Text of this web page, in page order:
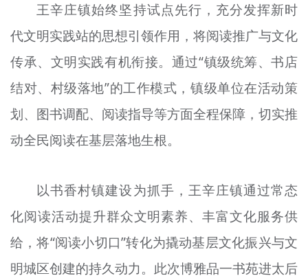
王辛庄镇始终坚持试点先行，充分发挥新时
代文明实践站的思想引领作用，将阅读推广与文化
传承、文明实践有机衔接。通过“镇级统筹、书店
结对、村级落地”的工作模式，镇级单位在活动策
划、图书调配、阅读指导等方面全程保障，切实推
动全民阅读在基层落地生根。
以书香村镇建设为抓手，王辛庄镇通过常态
化阅读活动提升群众文明素养、丰富文化服务供
给，将“阅读小切口”转化为撬动基层文化振兴与文
明城区创建的持久动力。此次博雅品一书苑进太后